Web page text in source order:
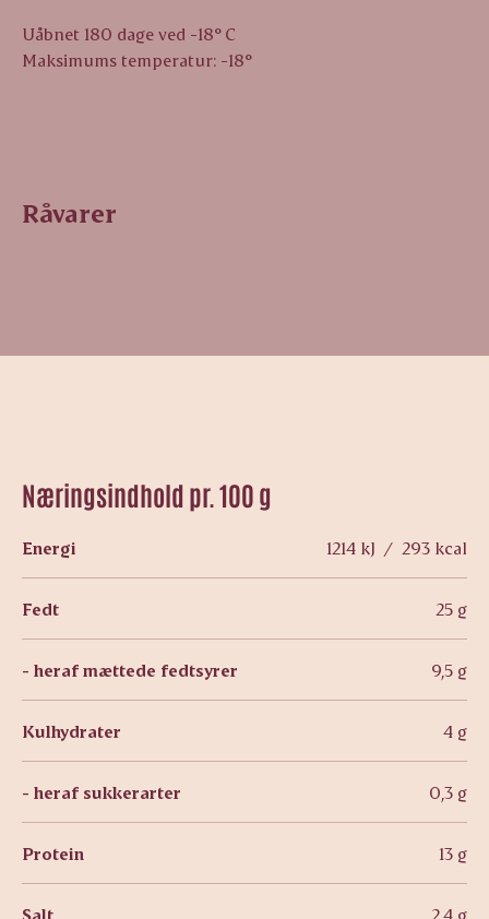
Næringsindhold pr. 100 g
Energi 1214 kJ / 293 kcal
Fedt 25 g
- heraf mættede fedtsyrer 9,5 g
Kulhydrater 4 g
- heraf sukkerarter 0,3 g
Protein 13 g
Salt 2,4 g
Uåbnet 180 dage ved -18° C
Maksimums temperatur: -18°
Råvarer